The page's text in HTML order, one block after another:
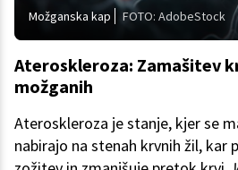
Možganska kap FOTO: AdobeStock
Ateroskleroza: Zamašitev
možganih
Ateroskleroza je stanje, kjer se
nabirajo na stenah krvnih žil, kar